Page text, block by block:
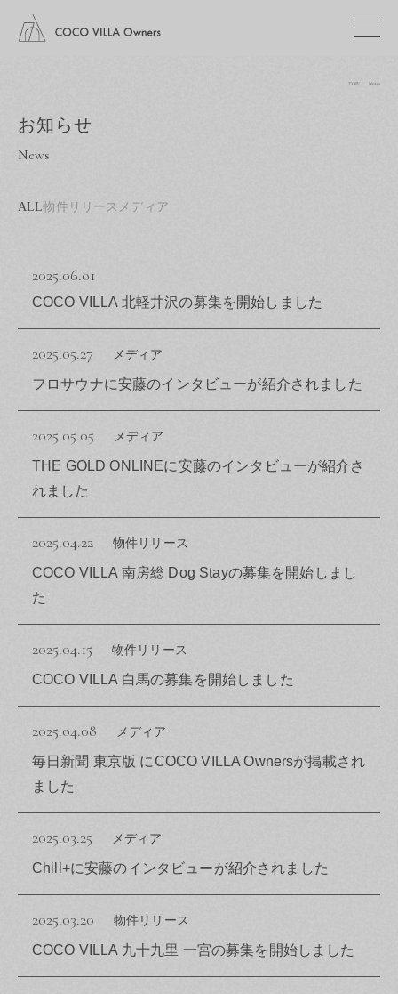
TOP News
お知らせ
News
ALL物件リリース メディア
2025.06.01
COCO VILLA 北軽井沢の募集を開始しました
2025.05.27 メディア
フロサウナに安藤のインタビューが紹介されました
2025.05.05 メディア
THE GOLD ONLINEに安藤のインタビューが紹介さ
れました
2025.04.22 物件リリース
COCO VILLA 南房総 Dog Stayの募集を開始しまし
た
2025.04.15 物件リリース
COCO VILLA 白馬の募集を開始しました
2025.04.08 メディア
毎日新聞 東京版 にCOCO VILLA Ownersが掲載され
ました
2025.03.25 メディア
Chill+に安藤のインタビューが紹介されました
2025.03.20 物件リリース
COCO VILLA 九十九里 一宮の募集を開始しました